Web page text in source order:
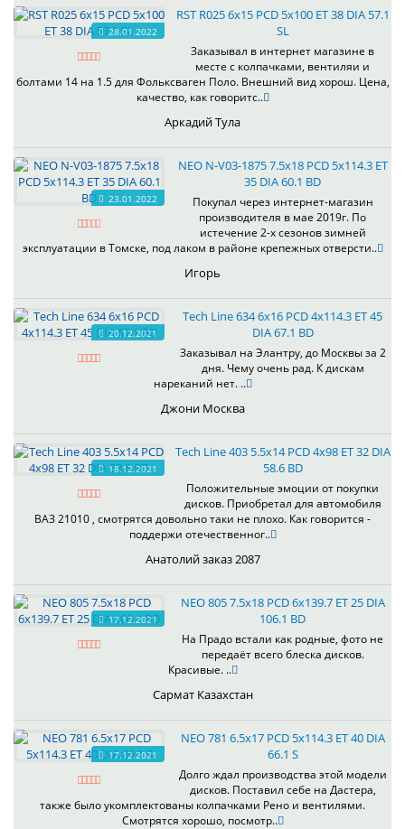
28.01.2022
RST R025 6x15 PCD 5x100 ET 38 DIA 57.1
SL
Заказывал в интернет магазине в
месте с колпачками, вентиляи и
болтами 14 на 1.5 для Фольксваген Поло. Внешний вид хорош. Цена,
качество, как говоритс..
Аркадий Тула
23.01.2022
NEO N-V03-1875 7.5x18 PCD 5x114.3 ET
35 DIA 60.1 BD
Покупал через интернет-магазин
производителя в мае 2019г. По
истечение 2-х сезонов зимней
эксплуатации в Томске, под лаком в районе крепежных отверсти..
Игорь
20.12.2021
Tech Line 634 6x16 PCD 4x114.3 ET 45
DIA 67.1 BD
Заказывал на Элантру, до Москвы за 2
дня. Чему очень рад. К дискам
нареканий нет. ..
Джони Москва
18.12.2021
Tech Line 403 5.5x14 PCD 4x98 ET 32 DIA
58.6 BD
Положительные эмоции от покупки
дисков. Приобретал для автомобиля
ВАЗ 21010 , смотрятся довольно таки не плохо. Как говорится -
поддержи отечественног..
Анатолий заказ 2087
17.12.2021
NEO 805 7.5x18 PCD 6x139.7 ET 25 DIA
106.1 BD
На Прадо встали как родные, фото не
передаёт всего блеска дисков.
Красивые. ..
Сармат Казахстан
17.12.2021
NEO 781 6.5x17 PCD 5x114.3 ET 40 DIA
66.1 S
Долго ждал производства этой модели
дисков. Поставил себе на Дастера,
также было укомплектованы колпачками Рено и вентилями.
Смотрятся хорошо, посмотр..